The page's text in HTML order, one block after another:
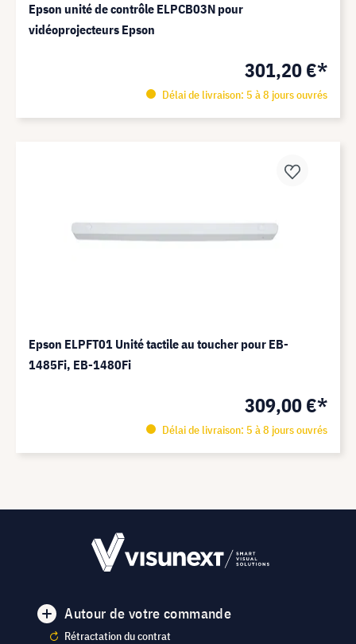
Epson unité de contrôle ELPCB03N pour
vidéoprojecteurs Epson
301,20 €*
Délai de livraison: 5 à 8 jours ouvrés
Epson ELPFT01 Unité tactile au toucher pour EB-
1485Fi, EB-1480Fi
309,00 €*
Délai de livraison: 5 à 8 jours ouvrés
Autour de votre commande
Rétractation du contrat